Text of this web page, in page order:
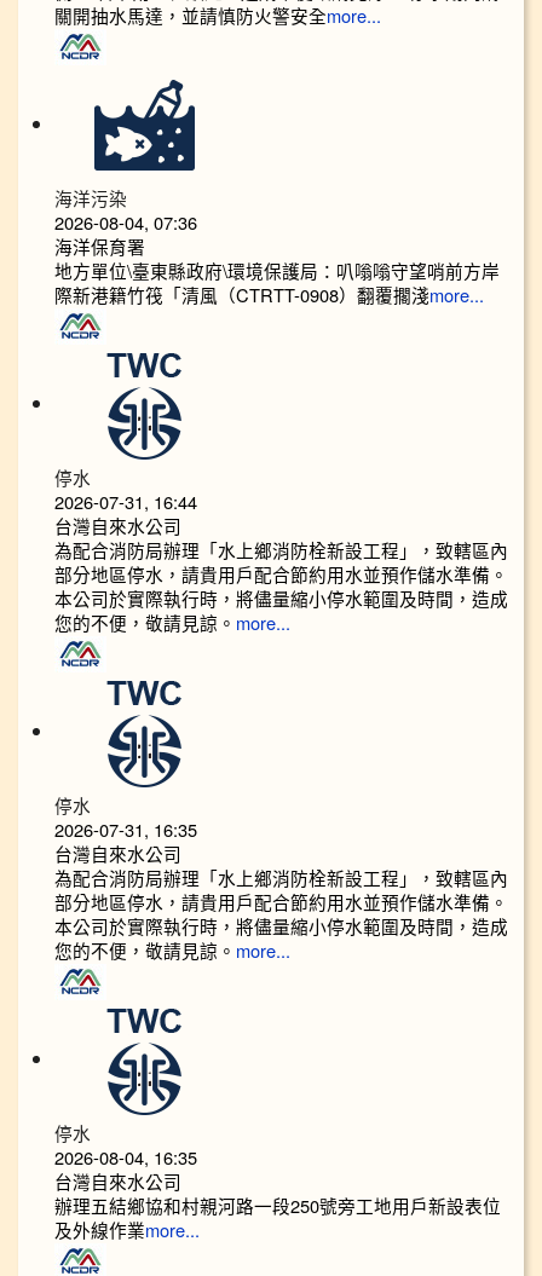
關開抽水馬達，並請慎防火警安全more...
海洋污染
2026-08-04, 07:36
海洋保育署
地方單位\臺東縣政府\環境保護局：叭嗡嗡守望哨前方岸
際新港籍竹筏「清風（CTRTT-0908）翻覆擱淺more...
停水
2026-07-31, 16:44
台灣自來水公司
為配合消防局辦理「水上鄉消防栓新設工程」，致轄區內
部分地區停水，請貴用戶配合節約用水並預作儲水準備。
本公司於實際執行時，將儘量縮小停水範圍及時間，造成
您的不便，敬請見諒。 more...
停水
2026-07-31, 16:35
台灣自來水公司
為配合消防局辦理「水上鄉消防栓新設工程」，致轄區內
部分地區停水，請貴用戶配合節約用水並預作儲水準備。
本公司於實際執行時，將儘量縮小停水範圍及時間，造成
您的不便，敬請見諒。 more...
停水
2026-08-04, 16:35
台灣自來水公司
辦理五結鄉協和村親河路一段250號旁工地用戶新設表位
及外線作業more...